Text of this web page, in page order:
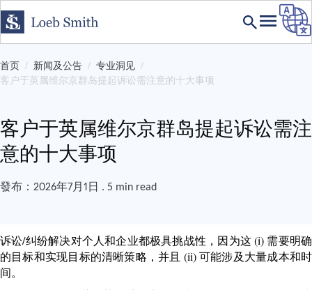
首页 新闻及公告
专业洞见
客户于英属维尔京群岛提起诉讼需注意的十大事项
客户于英属维尔京群岛提起诉讼需注
意的十大事项
發布：2026年7月1日 . 5 min read
诉讼/纠纷解决对个人和企业都极具挑战性，因为这 (i) 需要明确
的目标和实现目标的清晰策略，并且 (ii) 可能涉及大量成本和时
间。